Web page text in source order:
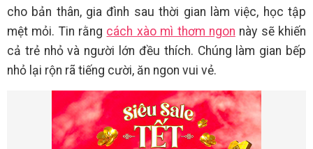
cho bản thân, gia đình sau thời gian làm việc, học tập
mệt mỏi. Tin rằng cách xào mì thơm ngon này sẽ khiến
cả trẻ nhỏ và người lớn đều thích. Chúng làm gian bếp
nhỏ lại rộn rã tiếng cười, ăn ngon vui vẻ.